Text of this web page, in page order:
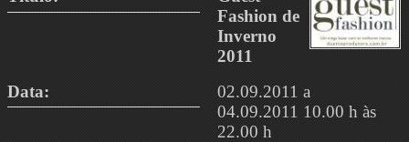
Fashion de
Inverno
2011
Data:
02.09.2011 a
04.09.2011 10.00 h às
22.00 h